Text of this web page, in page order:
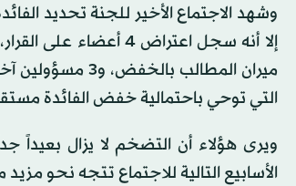
ميران المطالب
التي توحي باحتمالية خفض الفائدة
الأسابيع التالية للاجتماع تتجه نحو